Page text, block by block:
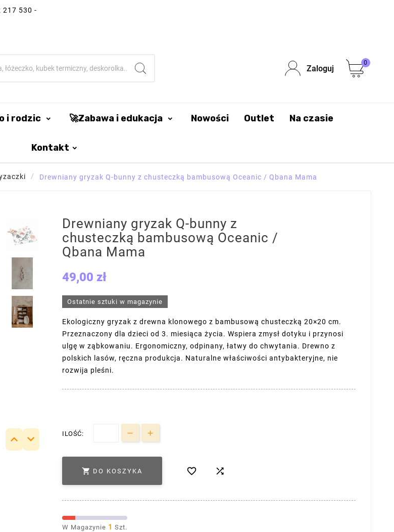
217 530 -
Zaloguj
0
i rodzic 🚀Zabawa i edukacja Nowości Outlet Na czasie
Kontakt
Drewniany gryzak Q-bunny z chusteczką bambusową Oceanic / Qbana Mama
 
Drewniany gryzak Q-bunny z
chusteczką bambusową Oceanic /
Qbana Mama
49,00 zł
Ostatnie sztuki w magazynie
Ekologiczny gryzak z drewna klonowego z bambusową chusteczką 20×20 cm.
Przeznaczony dla dzieci od 3. miesiąca życia. Wspiera zmysł dotyku i przynosi
ulgę w ząbkowaniu. Ergonomiczny, odpinany, łatwy do chwytania. Drewno z
polskich lasów, ręczna produkcja. Naturalne właściwości antybakteryjne, nie
rozwija pleśni.
ILOŚĆ:
 DO KOSZYKA  
W Magazynie 1 Szt.